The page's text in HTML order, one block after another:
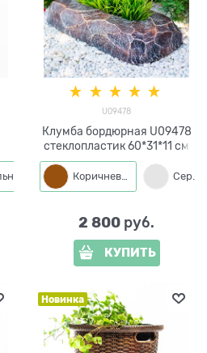
Бронза
U09478
Клумба бордюрная U09478
стеклопластик 60*31*11 см
Коричневый Серый
2 800 руб.
КУПИТЬ
Новинка